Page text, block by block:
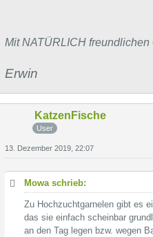
Mit NATÜRLICH freundlichen
Erwin
KatzenFische
User
13. Dezember 2019, 22:07
Mowa schrieb:
Zu Hochzuchtgarnelen gibt es
das sie einfach scheinbar
an den Tag legen bzw. wegen